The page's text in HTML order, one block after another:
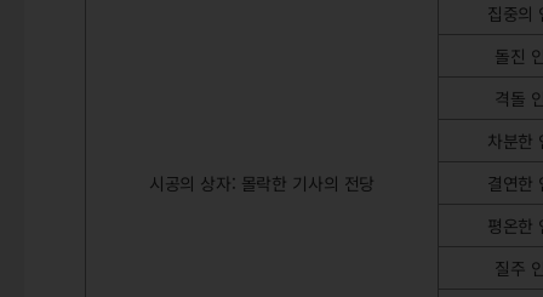
시공의 상자: 몰락한 기사의 전당
집중의
돌진
격돌
차분한
결연한
평온한
질주